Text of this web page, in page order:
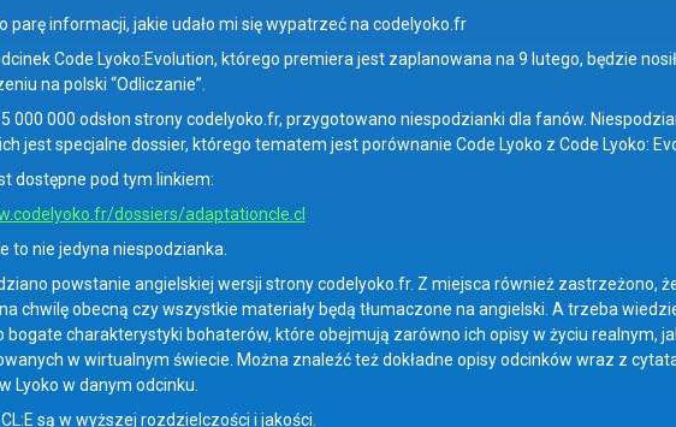
parę informacji, jakie udało mi się wypatrzeć na codelyoko.fr
Code Lyoko:Evolution, którego premiera jest zaplanowana na 9 lutego, będzie
na polski “Odliczanie”.
000 000 odsłon strony codelyoko.fr, przygotowano niespodzianki dla fanów.
jest specjalne dossier, którego tematem jest porównanie Code Lyoko z Code Lyoko:
dostępne pod tym linkiem:
dossiers/adaptationcle.cl
to nie jedyna niespodzianka.
powstanie angielskiej wersji strony codelyoko.fr. Z miejsca również zastrzeżono,
chwilę obecną czy wszystkie materiały będą tłumaczone na angielski. A trzeba
bogate charakterystyki bohaterów, które obejmują zarówno ich opisy w życiu realnym,
w wirtualnym świecie. Można znaleźć też dokładne opisy odcinków wraz z
Lyoko w danym odcinku.
są w wyższej rozdzielczości i jakości.